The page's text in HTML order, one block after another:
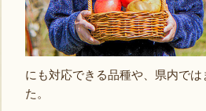
にも対応できる品種や、県内で
た。